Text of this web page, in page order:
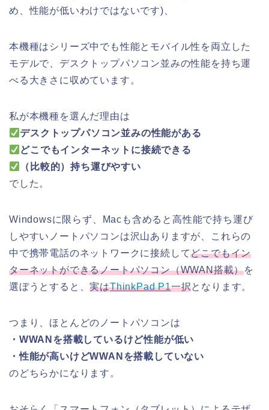
め、性能が低いわけではないです)、
本機種はシリーズ中でも性能とモバイル性を両立した
モデルで、デスクトップパソコン並みの性能を持ち運
べる大きさに収めています。
私が本機種を選んだ理由は
デスクトップパソコン並みの性能がある
どこでもインターネットに接続できる
（比較的）持ち運びやすい
でした。
Windowsに限らず、Macも含めると高性能で持ち運び
しやすいノートパソコンは沢山ありますが、これらの
中で携帯電話のネットワークに接続してどこでもイン
ターネットができるノートパソコン（WWAN搭載）を
選ぼうとすると、実はThinkPad P1一択となります。
つまり、ほとんどのノートパソコンは
・WWANを搭載しているけど性能が低い
・性能が高いけどWWANを搭載していない
のどちらかになります。